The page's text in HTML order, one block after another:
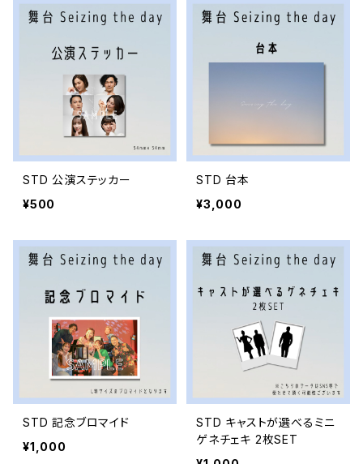
STD 公演ステッカー
¥500
STD 台本
¥3,000
STD 記念ブロマイド
¥1,000
STD キャストが選べるミニ
ゲネチェキ 2枚SET